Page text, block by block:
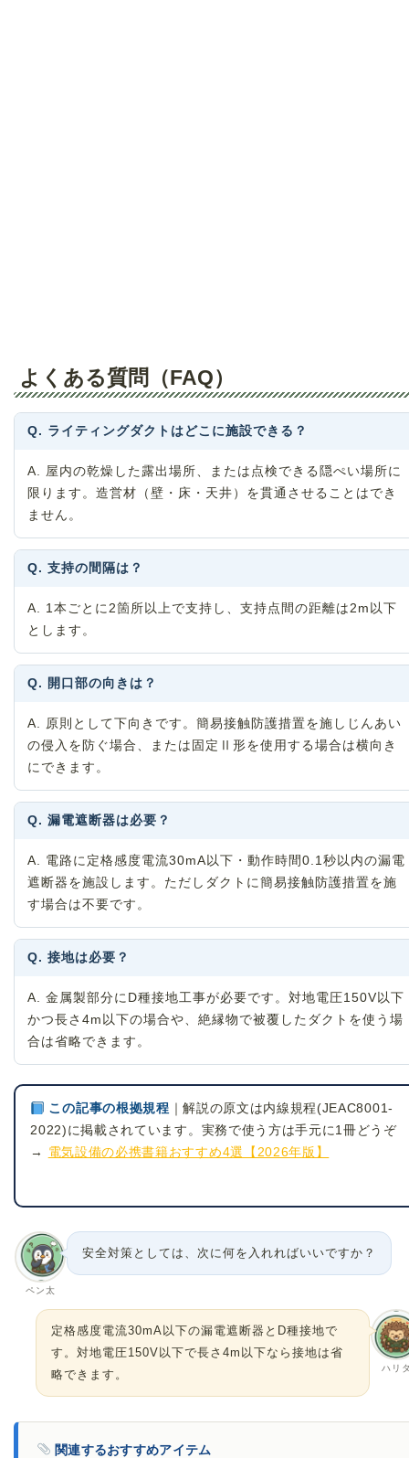
よくある質問（FAQ）
Q. ライティングダクトはどこに施設できる？
A. 屋内の乾燥した露出場所、または点検できる隠ぺい場所に
限ります。造営材（壁・床・天井）を貫通させることはでき
ません。
Q. 支持の間隔は？
A. 1本ごとに2箇所以上で支持し、支持点間の距離は2m以下
とします。
Q. 開口部の向きは？
A. 原則として下向きです。簡易接触防護措置を施しじんあい
の侵入を防ぐ場合、または固定Ⅱ形を使用する場合は横向き
にできます。
Q. 漏電遮断器は必要？
A. 電路に定格感度電流30mA以下・動作時間0.1秒以内の漏電
遮断器を施設します。ただしダクトに簡易接触防護措置を施
す場合は不要です。
Q. 接地は必要？
A. 金属製部分にD種接地工事が必要です。対地電圧150V以下
かつ長さ4m以下の場合や、絶縁物で被覆したダクトを使う場
合は省略できます。
この記事の根拠規程 ｜解説の原文は内線規程(JEAC8001-
2022)に掲載されています。実務で使う方は手元に1冊どうぞ
→ 電気設備の必携書籍おすすめ4選【2026年版】
ペン太
安全対策としては、次に何を入れればいいですか？
ハリ
定格感度電流30mA以下の漏電遮断器とD種接地で
す。対地電圧150V以下で長さ4m以下なら接地は省
略できます。
関連するおすすめアイテム